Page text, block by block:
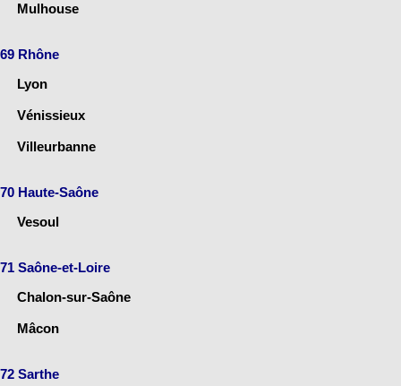
Mulhouse
69 Rhône
Lyon
Vénissieux
Villeurbanne
70 Haute-Saône
Vesoul
71 Saône-et-Loire
Chalon-sur-Saône
Mâcon
72 Sarthe